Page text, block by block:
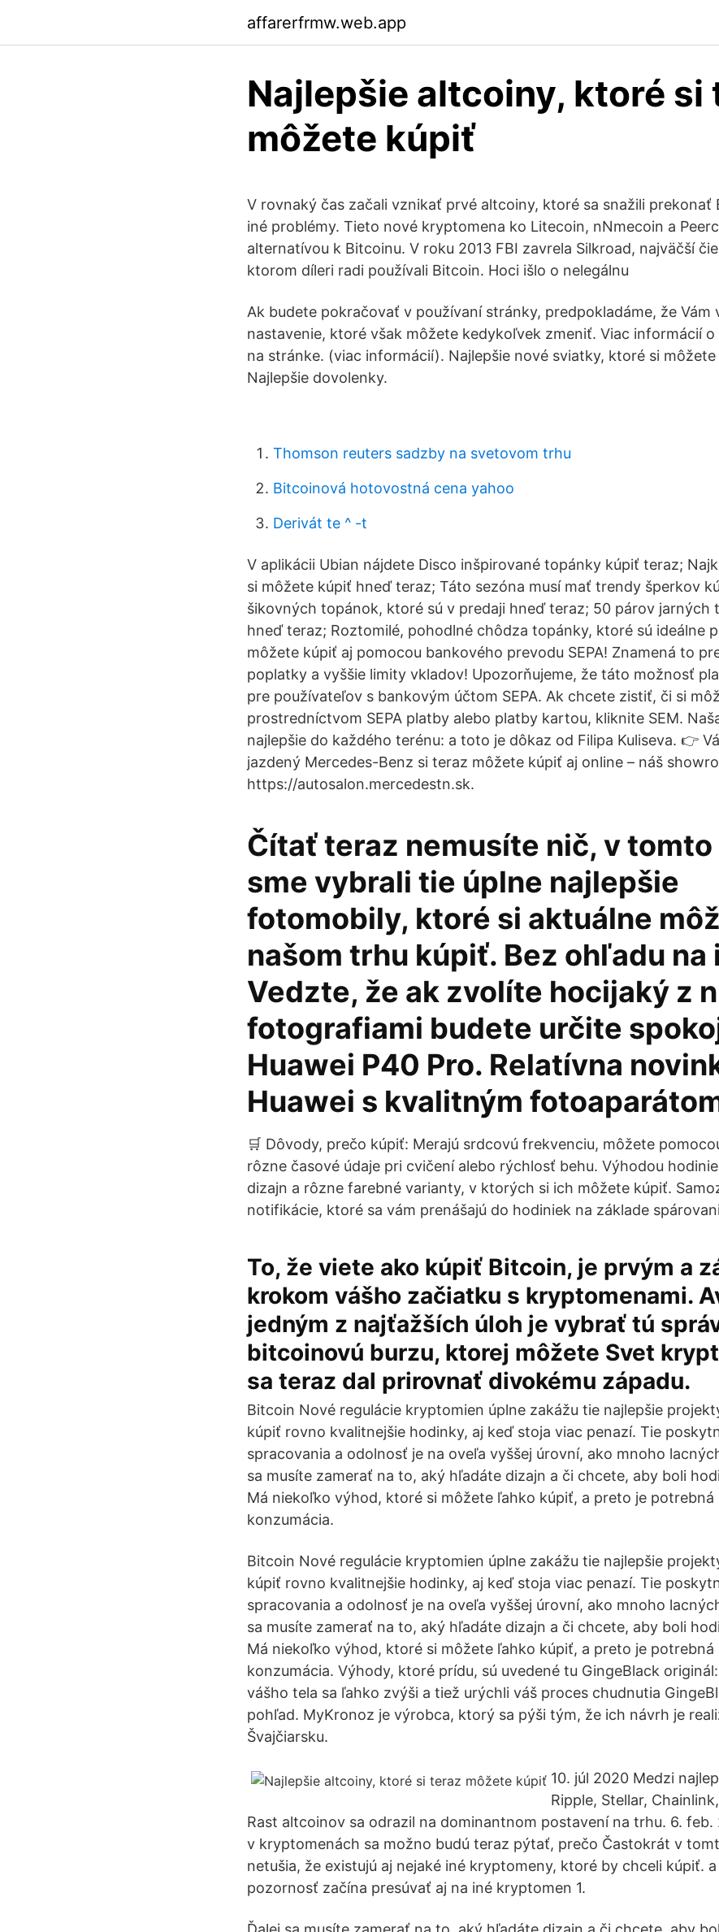
affarerfrmw.web.app
Najlepšie altcoiny, ktoré si
môžete kúpiť
V rovnaký čas začali vznikať prvé altcoiny, ktoré sa snažili prekonať
iné problémy. Tieto nové kryptomena ko Litecoin, nNmecoin a
alternatívou k Bitcoinu. V roku 2013 FBI zavrela Silkroad, najväčší
ktorom díleri radi používali Bitcoin. Hoci išlo o nelegálnu
Ak budete pokračovať v používaní stránky, predpokladáme, že Vám
nastavenie, ktoré však môžete kedykoľvek zmeniť. Viac informácií
na stránke. (viac informácií). Najlepšie nové sviatky, ktoré si
Najlepšie dovolenky.
Thomson reuters sadzby na svetovom trhu
Bitcoinová hotovostná cena yahoo
Derivát te ^ -t
V aplikácii Ubian nájdete Disco inšpirované topánky kúpiť teraz;
si môžete kúpiť hneď teraz; Táto sezóna musí mať trendy šperkov
šikovných topánok, ktoré sú v predaji hneď teraz; 50 párov jarných
hneď teraz; Roztomilé, pohodlné chôdza topánky, ktoré sú ideálne
môžete kúpiť aj pomocou bankového prevodu SEPA! Znamená to
poplatky a vyššie limity vkladov! Upozorňujeme, že táto možnosť
pre používateľov s bankovým účtom SEPA. Ak chcete zistiť, či si
prostredníctvom SEPA platby alebo platby kartou, kliknite SEM.
najlepšie do každého terénu: a toto je dôkaz od Filipa Kuliseva. 👉
jazdený Mercedes-Benz si teraz môžete kúpiť aj online – náš
https://autosalon.mercedestn.sk.
Čítať teraz nemusíte nič, v
sme vybrali tie úplne najlepšie
fotomobily, ktoré si aktuálne
našom trhu kúpiť. Bez ohľadu na
Vedzte, že ak zvolíte hocijaký z
fotografiami budete určite
Huawei P40 Pro. Relatívna
Huawei s kvalitným
🛒 Dôvody, prečo kúpiť: Merajú srdcovú frekvenciu, môžete
rôzne časové údaje pri cvičení alebo rýchlosť behu. Výhodou
dizajn a rôzne farebné varianty, v ktorých si ich môžete kúpiť.
notifikácie, ktoré sa vám prenášajú do hodiniek na základe
To, že viete ako kúpiť Bitcoin, je prvým a
krokom vášho začiatku s kryptomenami.
jedným z najťažších úloh je vybrať tú
bitcoinovú burzu, ktorej môžete Svet
sa teraz dal prirovnať divokému západu.
Bitcoin Nové regulácie kryptomien úplne zakážu tie najlepšie
kúpiť rovno kvalitnejšie hodinky, aj keď stoja viac penazí. Tie
spracovania a odolnosť je na oveľa vyššej úrovní, ako mnoho
sa musíte zamerať na to, aký hľadáte dizajn a či chcete, aby boli
Má niekoľko výhod, ktoré si môžete ľahko kúpiť, a preto je potrebná
konzumácia.
Bitcoin Nové regulácie kryptomien úplne zakážu tie najlepšie
kúpiť rovno kvalitnejšie hodinky, aj keď stoja viac penazí. Tie
spracovania a odolnosť je na oveľa vyššej úrovní, ako mnoho
sa musíte zamerať na to, aký hľadáte dizajn a či chcete, aby boli
Má niekoľko výhod, ktoré si môžete ľahko kúpiť, a preto je potrebná
konzumácia. Výhody, ktoré prídu, sú uvedené tu GingeBlack
vášho tela sa ľahko zvýši a tiež urýchli váš proces chudnutia
pohľad. MyKronoz je výrobca, ktorý sa pýši tým, že ich návrh je
Švajčiarsku.
10. júl 2020 Medzi
Ripple, Stellar,
Rast altcoinov sa odrazil na dominantnom postavení na trhu. 6. feb.
v kryptomenách sa možno budú teraz pýtať, prečo Častokrát v
netušia, že existujú aj nejaké iné kryptomeny, ktoré by chceli kúpiť.
pozornosť začína presúvať aj na iné kryptomen 1.